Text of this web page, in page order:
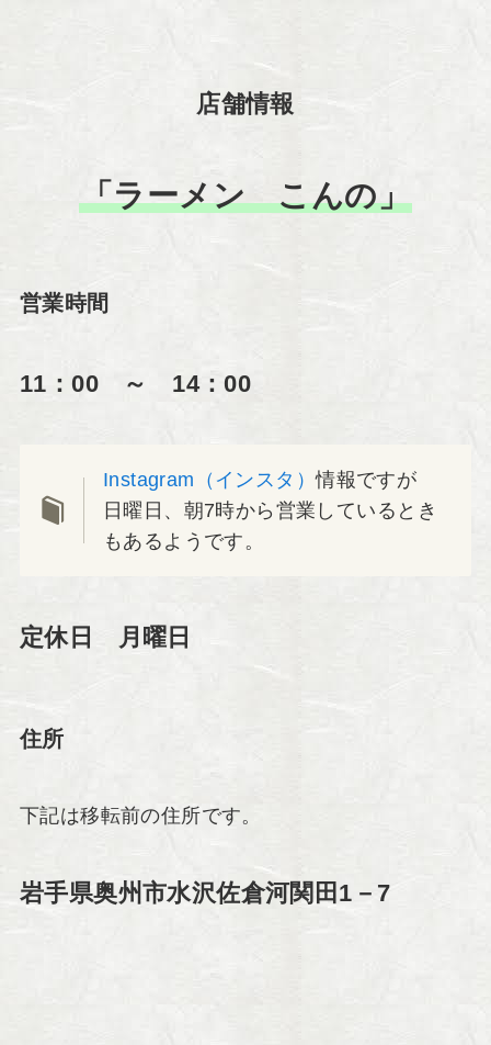
店舗情報
「ラーメン こんの」
営業時間
11：00 ～ 14：00
Instagram（インスタ）情報ですが
日曜日、朝7時から営業しているとき
もあるようです。
定休日 月曜日
住所
下記は移転前の住所です。
岩手県奥州市水沢佐倉河関田1－7